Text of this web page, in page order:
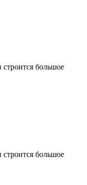
большое
большое